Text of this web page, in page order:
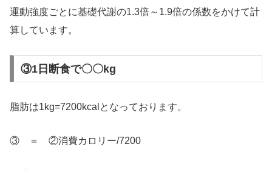
運動強度ごとに基礎代謝の1.3倍～1.9倍の係数をかけて計
算しています。
③1日断食で〇〇kg
脂肪は1kg=7200kcalとなっております。
③ ＝ ②消費カロリー/7200